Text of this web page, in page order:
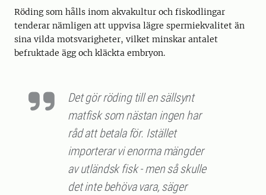
Röding som hålls inom akvakultur och fiskodlingar
tenderar nämligen att uppvisa lägre spermiekvalitet än
sina vilda motsvarigheter, vilket minskar antalet
befruktade ägg och kläckta embryon.
Det gör röding till en sällsynt
matfisk som nästan ingen har
råd att betala för. Istället
importerar vi enorma mängder
av utländsk fisk - men så skulle
det inte behöva vara, säger